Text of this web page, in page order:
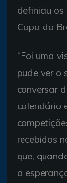
definiciu
Copa do
“Foi uma
pude ver o
conversar
calendário
recebidos
que,
a